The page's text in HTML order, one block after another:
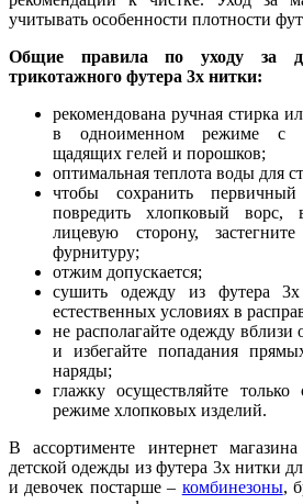
учитывать особенности плотности
Общие правила по уходу за
трикотажного футера 3х нитки:
рекомендована ручная стирка
в одноименном режиме с
щадящих гелей и порошков;
оптимальная теплота воды для
чтобы сохранить
повредить хлопковый ворс,
лицевую сторону,
фурнитуру;
отжим допускается;
сушить одежду из футера
естественных условиях в
не располагайте одежду
и избегайте попадания
наряды;
глажку осуществляйте
режиме хлопковых изделий.
В ассортименте интернет
детской одежды из футера 3х нитки
и девочек постарше – комбинезоны,